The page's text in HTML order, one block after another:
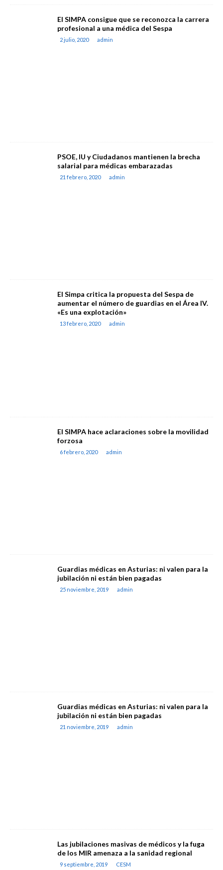
El SIMPA consigue que se reconozca la carrera
profesional a una médica del Sespa
2 julio, 2020 admin
PSOE, IU y Ciudadanos mantienen la brecha
salarial para médicas embarazadas
21 febrero, 2020 admin
El Simpa critica la propuesta del Sespa de
aumentar el número de guardias en el Área IV.
«Es una explotación»
13 febrero, 2020 admin
El SIMPA hace aclaraciones sobre la movilidad
forzosa
6 febrero, 2020 admin
Guardias médicas en Asturias: ni valen para la
jubilación ni están bien pagadas
25 noviembre, 2019 admin
Guardias médicas en Asturias: ni valen para la
jubilación ni están bien pagadas
21 noviembre, 2019 admin
Las jubilaciones masivas de médicos y la fuga
de los MIR amenaza a la sanidad regional
9 septiembre, 2019 CESM